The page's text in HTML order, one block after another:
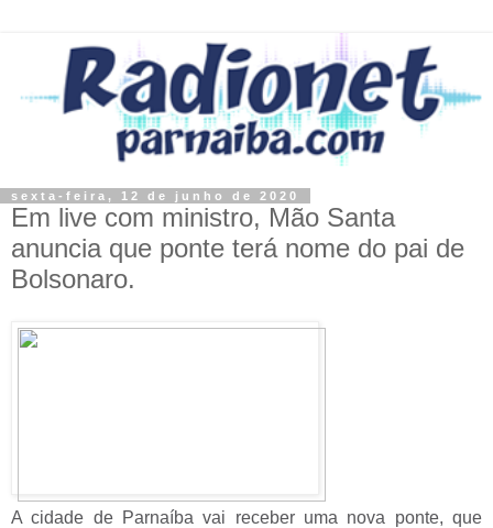
sexta-feira, 12 de junho de 2020
Em live com ministro, Mão Santa
anuncia que ponte terá nome do pai de
Bolsonaro.
A cidade de Parnaíba vai receber uma nova ponte, que